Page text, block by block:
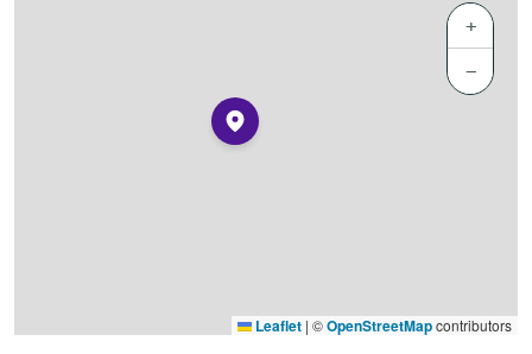
+
−
Leaflet | ©OpenStreetMapcontributors